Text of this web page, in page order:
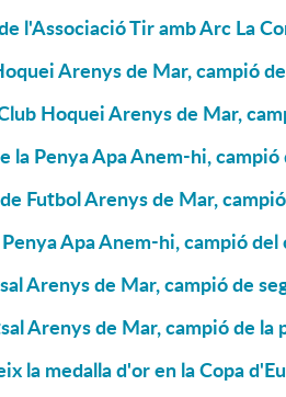
l'Associació Tir amb Arc La
Arenys de Mar, campió
Hoquei Arenys de Mar,
la Penya Apa Anem-hi,
Futbol Arenys de Mar,
Apa Anem-hi, campió
Arenys de Mar, campió de
Arenys de Mar, campió de
la medalla d'or en la Copa